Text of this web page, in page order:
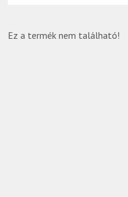
Ez a termék nem található!